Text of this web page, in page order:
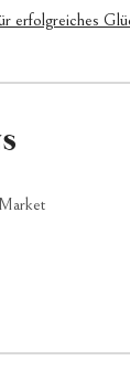
erfolgreiches